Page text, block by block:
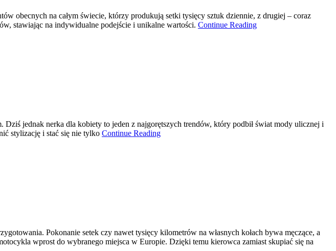
obecnych na całym świecie, którzy produkują setki tysięcy sztuk dziennie, z drugiej – coraz
stawiając na indywidualne podejście i unikalne wartości. Continue Reading
jednak nerka dla kobiety to jeden z najgorętszych trendów, który podbił świat mody ulicznej i
stylizację i stać się nie tylko Continue Reading
Pokonanie setek czy nawet tysięcy kilometrów na własnych kołach bywa męczące, a
wprost do wybranego miejsca w Europie. Dzięki temu kierowca zamiast skupiać się na